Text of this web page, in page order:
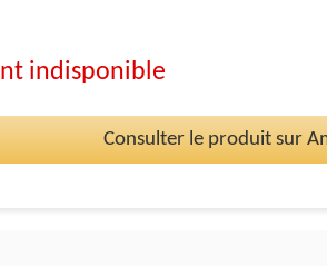
indisponible
Consulter le produit sur